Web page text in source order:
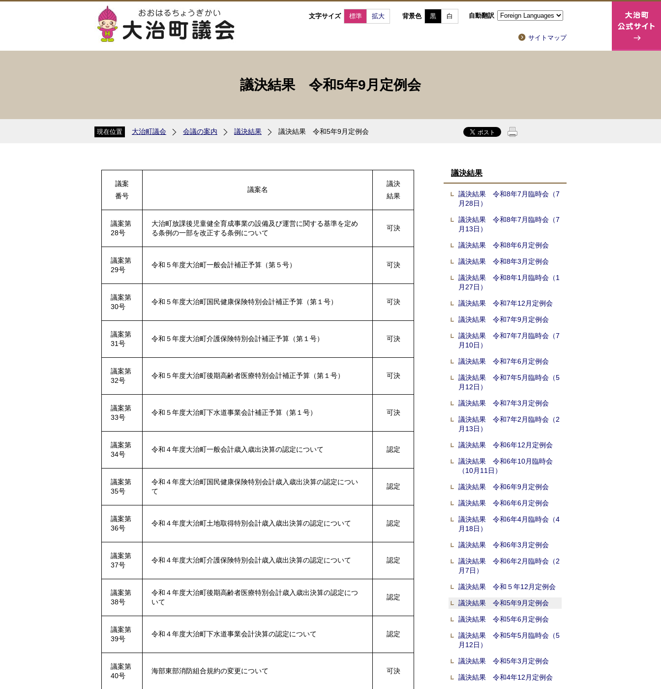
文字サイズ 標準 拡大 背景色 黒 白 自動翻訳
サイトマップ
議決結果 令和5年9月定例会
現在位置 大治町議会 会議の案内 議決結果 議決結果 令和5年9月定例会
議案
番号
議案名
議決
結果
議案第
28号
大治町放課後児童健全育成事業の設備及び運営に関する基準を定め
る条例の一部を改正する条例について
可決
議案第
29号
令和５年度大治町一般会計補正予算（第５号） 可決
議案第
30号
令和５年度大治町国民健康保険特別会計補正予算（第１号） 可決
議案第
31号
令和５年度大治町介護保険特別会計補正予算（第１号） 可決
議案第
32号
令和５年度大治町後期高齢者医療特別会計補正予算（第１号） 可決
議案第
33号
令和５年度大治町下水道事業会計補正予算（第１号） 可決
議案第
34号
令和４年度大治町一般会計歳入歳出決算の認定について 認定
議案第
35号
令和４年度大治町国民健康保険特別会計歳入歳出決算の認定につい
て
認定
議案第
36号
令和４年度大治町土地取得特別会計歳入歳出決算の認定について 認定
議案第
37号
令和４年度大治町介護保険特別会計歳入歳出決算の認定について 認定
議案第
38号
令和４年度大治町後期高齢者医療特別会計歳入歳出決算の認定につ
いて
認定
議案第
39号
令和４年度大治町下水道事業会計決算の認定について 認定
議案第
40号
海部東部消防組合規約の変更について 可決
議決結果
議決結果 令和8年7月臨時会（7
月28日）
議決結果 令和8年7月臨時会（7
月13日）
議決結果 令和8年6月定例会
議決結果 令和8年3月定例会
議決結果 令和8年1月臨時会（1
月27日）
議決結果 令和7年12月定例会
議決結果 令和7年9月定例会
議決結果 令和7年7月臨時会（7
月10日）
議決結果 令和7年6月定例会
議決結果 令和7年5月臨時会（5
月12日）
議決結果 令和7年3月定例会
議決結果 令和7年2月臨時会（2
月13日）
議決結果 令和6年12月定例会
議決結果 令和6年10月臨時会
（10月11日）
議決結果 令和6年9月定例会
議決結果 令和6年6月定例会
議決結果 令和6年4月臨時会（4
月18日）
議決結果 令和6年3月定例会
議決結果 令和6年2月臨時会（2
月7日）
議決結果 令和５年12月定例会
議決結果 令和5年9月定例会
議決結果 令和5年6月定例会
議決結果 令和5年5月臨時会（5
月12日）
議決結果 令和5年3月定例会
議決結果 令和4年12月定例会